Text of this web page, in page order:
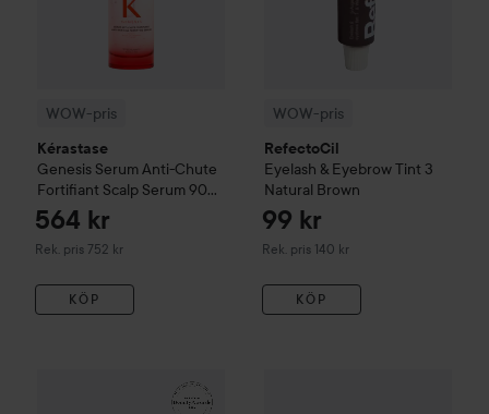
WOW-pris
Kérastase
Genesis Serum Anti-Chute
Fortifiant Scalp Serum90
ml
564 kr
Rek. pris 752 kr
Rekommenderat pris 752 kr
KÖP
WOW-pris
RefectoCil
Eyelash & Eyebrow Tint 3
Natural Brown
99 kr
Rek. pris 140 kr
Rekommenderat pris 140 kr
KÖP
La Roche-Posay